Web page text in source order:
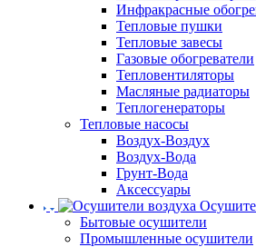
Инфракрасные
Тепловые пушки
Тепловые завесы
Газовые обогреватели
Тепловентиляторы
Масляные радиаторы
Теплогенераторы
Тепловые насосы
Воздух-Воздух
Воздух-Вода
Грунт-Вода
Аксессуары
Бытовые осушители
Промышленные осушители